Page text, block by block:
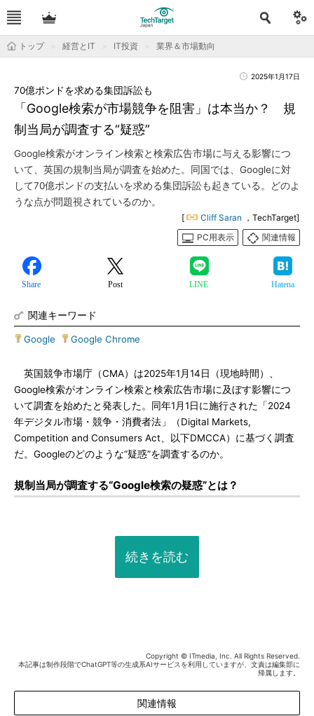
トップ 経営とIT IT投資 業界＆市場動向
2025年1月17日
「Google検索が市場競争を阻害」は本当か？ 規
制当局が調査する“疑惑”
70億ポンドを求める集団訴訟も
Google検索がオンライン検索と検索広告市場に与える影響につ
いて、英国の規制当局が調査を始めた。同国では、Googleに対
して70億ポンドの支払いを求める集団訴訟も起きている。どのよ
うな点が問題視されているのか。
[ Cliff Saran ，TechTarget]
PC用表示
関連情報
Share Post LINE Hatena
関連キーワード
Google Google Chrome
英国競争市場庁（CMA）は2025年1月14日（現地時間）、
Google検索がオンライン検索と検索広告市場に及ぼす影響につ
いて調査を始めたと発表した。同年1月1日に施行された「2024
年デジタル市場・競争・消費者法」（Digital Markets,
Competition and Consumers Act、以下DMCCA）に基づく調査
だ。Googleのどのような“疑惑”を調査するのか。
規制当局が調査する“Google検索の疑惑”とは？
続きを読む
Copyright © ITmedia, Inc. All Rights Reserved.
本記事は制作段階でChatGPT等の生成系AIサービスを利用していますが、文責は編集部に
帰属します。
関連情報